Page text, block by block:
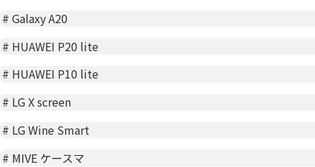
#Galaxy A20
# HUAWEI P20 lite
# HUAWEI P10 lite
# LG X screen
# LG Wine Smart
# MIVE ケースマ